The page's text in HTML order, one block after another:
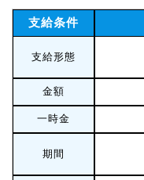
支給条件
支給形態
金額
一時金
期間